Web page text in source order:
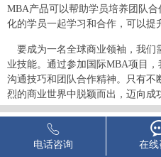
MBA产品可以帮助学员培养团队
化的学员一起学习和合作，可以提
要成为一名全球商业领袖，我们
业技能。通过参加国际MBA项目，
沟通技巧和团队合作精神。只有不
烈的商业世界中脱颖而出，迈向成
电话咨询 在线